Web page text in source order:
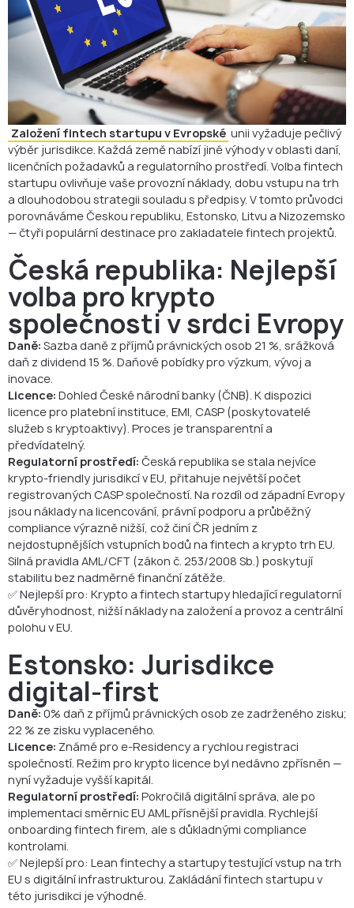
Založení fintech startupu v Evropské unii vyžaduje pečlivý
výběr jurisdikce. Každá země nabízí jiné výhody v oblasti daní,
licenčních požadavků a regulatorního prostředí. Volba fintech
startupu ovlivňuje vaše provozní náklady, dobu vstupu na trh
a dlouhodobou strategii souladu s předpisy. V tomto průvodci
porovnáváme Českou republiku, Estonsko, Litvu a Nizozemsko
— čtyři populární destinace pro zakladatele fintech projektů.
Česká republika: Nejlepší
volba pro krypto
společnosti v srdci Evropy
Daně: Sazba daně z příjmů právnických osob 21 %, srážková
daň z dividend 15 %. Daňové pobídky pro výzkum, vývoj a
inovace.
Licence: Dohled České národní banky (ČNB). K dispozici
licence pro platební instituce, EMI, CASP (poskytovatelé
služeb s kryptoaktivy). Proces je transparentní a
předvídatelný.
Regulatorní prostředí: Česká republika se stala nejvíce
krypto-friendly jurisdikcí v EU, přitahuje největší počet
registrovaných CASP společností. Na rozdíl od západní Evropy
jsou náklady na licencování, právní podporu a průběžný
compliance výrazně nižší, což činí ČR jedním z
nejdostupnějších vstupních bodů na fintech a krypto trh EU.
Silná pravidla AML/CFT (zákon č. 253/2008 Sb.) poskytují
stabilitu bez nadměrné finanční zátěže.
✅ Nejlepší pro: Krypto a fintech startupy hledající regulatorní
důvěryhodnost, nižší náklady na založení a provoz a centrální
polohu v EU.
Estonsko: Jurisdikce
digital-first
Daně: 0% daň z příjmů právnických osob ze zadrženého zisku;
22 % ze zisku vyplaceného.
Licence: Známé pro e-Residency a rychlou registraci
společností. Režim pro krypto licence byl nedávno zpřísněn —
nyní vyžaduje vyšší kapitál.
Regulatorní prostředí: Pokročilá digitální správa, ale po
implementaci směrnic EU AML přísnější pravidla. Rychlejší
onboarding fintech firem, ale s důkladnými compliance
kontrolami.
✅ Nejlepší pro: Lean fintechy a startupy testující vstup na trh
EU s digitální infrastrukturou. Zakládání fintech startupu v
této jurisdikci je výhodné.